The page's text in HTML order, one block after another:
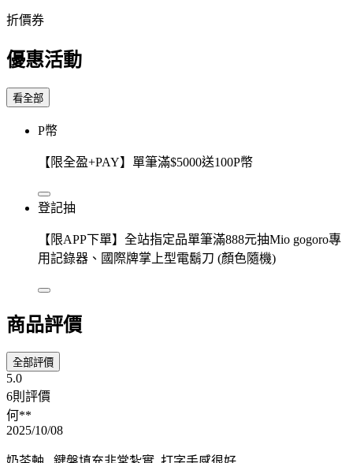
折價券
優惠活動
看全部
P幣
【限全盈+PAY】單筆滿$5000送100P幣
登記抽
【限APP下單】全站指定品單筆滿888元抽Mio gogoro專
用記錄器、國際牌掌上型電鬍刀 (顏色隨機)
商品評價
全部評價
5.0
6則評價
何**
2025/10/08